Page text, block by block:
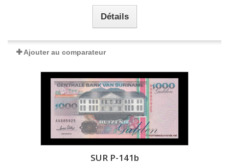
Détails
Ajouter au comparateur
SUR P-141b